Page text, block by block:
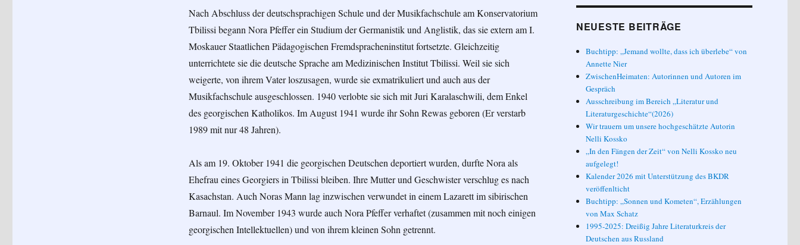
Nach Abschluss der deutschsprachigen Schule und der Musikfachschule am Konservatorium
Tbilissi begann Nora Pfeffer ein Studium der Germanistik und Anglistik, das sie extern am I.
Moskauer Staatlichen Pädagogischen Fremdspracheninstitut fortsetzte. Gleichzeitig
unterrichtete sie die deutsche Sprache am Medizinischen Institut Tbilissi. Weil sie sich
weigerte, von ihrem Vater loszusagen, wurde sie exmatrikuliert und auch aus der
Musikfachschule ausgeschlossen. 1940 verlobte sie sich mit Juri Karalaschwili, dem Enkel
des georgischen Katholikos. Im August 1941 wurde ihr Sohn Rewas geboren (Er verstarb
1989 mit nur 48 Jahren).
Als am 19. Oktober 1941 die georgischen Deutschen deportiert wurden, durfte Nora als
Ehefrau eines Georgiers in Tbilissi bleiben. Ihre Mutter und Geschwister verschlug es nach
Kasachstan. Auch Noras Mann lag inzwischen verwundet in einem Lazarett im sibirischen
Barnaul. Im November 1943 wurde auch Nora Pfeffer verhaftet (zusammen mit noch einigen
georgischen Intellektuellen) und von ihrem kleinen Sohn getrennt.
NEUESTE BEITRÄGE
Buchtipp: „Jemand wollte, dass ich überlebe“ von
Annette Nier
ZwischenHeimaten: Autorinnen und Autoren im
Gespräch
Ausschreibung im Bereich „Literatur und
Literaturgeschichte“(2026)
Wir trauern um unsere hochgeschätzte Autorin
Nelli Kossko
„In den Fängen der Zeit“ von Nelli Kossko neu
aufgelegt!
Kalender 2026 mit Unterstützung des BKDR
veröffenlticht
Buchtipp: „Sonnen und Kometen“, Erzählungen
von Max Schatz
1995-2025: Dreißig Jahre Literaturkreis der
Deutschen aus Russland